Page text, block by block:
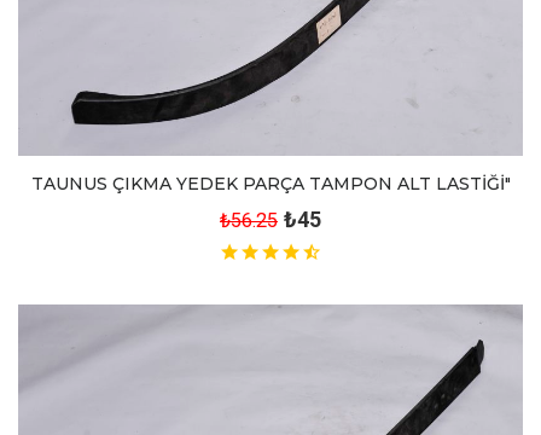
TAUNUS ÇIKMA YEDEK PARÇA TAMPON ALT LASTİĞİ"
₺56.25 ₺45